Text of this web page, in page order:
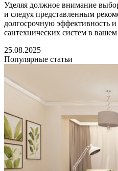
Уделяя должное внимание
и следуя представленным
долгосрочную эффективность
сантехнических систем в
25.08.2025
Популярные статьи